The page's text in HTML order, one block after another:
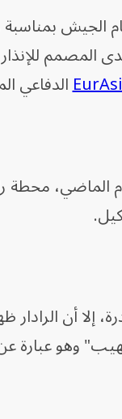
الجيش
المصمم
الدفاعي
الماضي، محطة
إلا أن
وهو عبارة